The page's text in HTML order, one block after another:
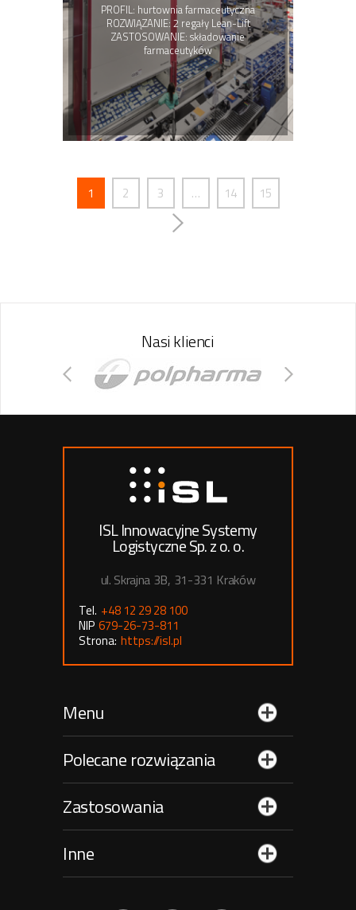
PROFIL: hurtownia farmaceutyczna
ROZWIĄZANIE: 2 regały Lean-Lift
ZASTOSOWANIE: składowanie
farmaceutyków
1 2 3 … 14 15
Nasi klienci
ISL Innowacyjne Systemy
Logistyczne Sp. z o. o.
ul. Skrajna 3B, 31-331 Kraków
Tel. +48 12 29 28 100
NIP 679-26-73-811
Strona: https://isl.pl
Menu
Polecane rozwiązania
Zastosowania
Inne